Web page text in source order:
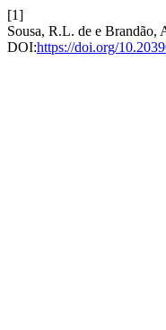
[1]
Sousa, R.L. de e Brandão,
DOI:https://doi.org/